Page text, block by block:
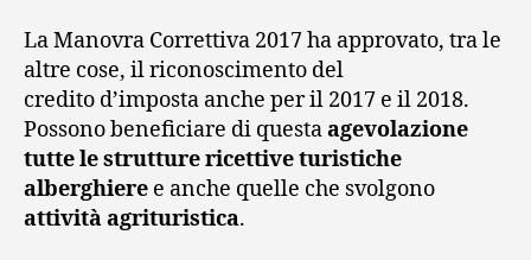
La Manovra Correttiva 2017 ha approvato, tra le
altre cose, il riconoscimento del
credito d’imposta anche per il 2017 e il 2018.
Possono beneficiare di questaagevolazione
tutte le strutture ricettive turistiche
alberghiere e anche quelle che svolgono
attività agrituristica.